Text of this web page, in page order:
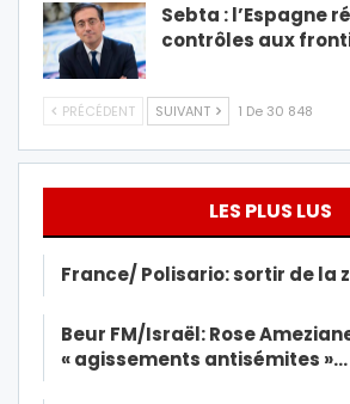
Sebta : l’Espagne
contrôles aux
PRÉCÉDENT SUIVANT 1 De 30 848
LES PLUS LUS
France/ Polisario: sortir de la
Beur FM/Israël: Rose
« agissements antisémites »…